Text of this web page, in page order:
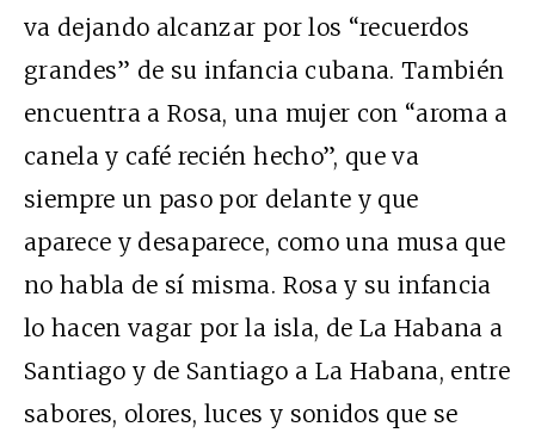
va dejando alcanzar por los “recuerdos
grandes” de su infancia cubana. También
encuentra a Rosa, una mujer con “aroma a
canela y café recién hecho”, que va
siempre un paso por delante y que
aparece y desaparece, como una musa que
no habla de sí misma. Rosa y su infancia
lo hacen vagar por la isla, de La Habana a
Santiago y de Santiago a La Habana, entre
sabores, olores, luces y sonidos que se